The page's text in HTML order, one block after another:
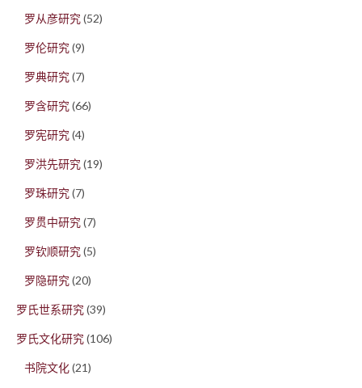
罗从彦研究(52)
罗伦研究(9)
罗典研究(7)
罗含研究(66)
罗宪研究(4)
罗洪先研究(19)
罗珠研究(7)
罗贯中研究(7)
罗钦顺研究(5)
罗隐研究(20)
罗氏世系研究(39)
罗氏文化研究(106)
书院文化(21)